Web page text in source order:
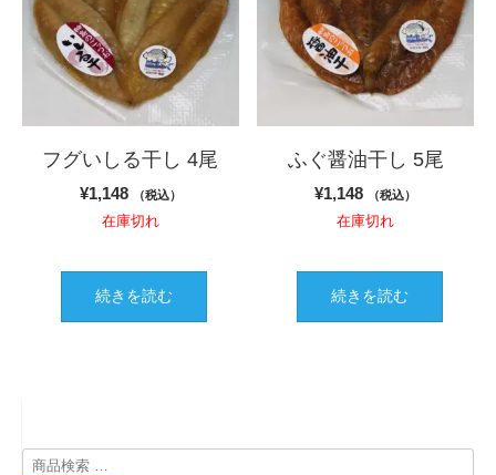
フグいしる干し 4尾
¥1,148 （税込）
在庫切れ
続きを読む
ふぐ醤油干し 5尾
¥1,148 （税込）
在庫切れ
続きを読む
検